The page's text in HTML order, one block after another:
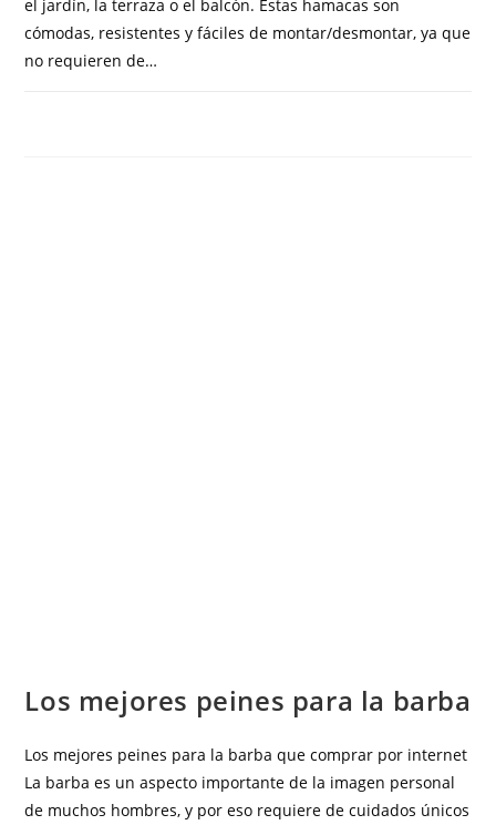
el jardín, la terraza o el balcón. Estas hamacas son
cómodas, resistentes y fáciles de montar/desmontar, ya que
no requieren de…
Los mejores peines para la barba
Los mejores peines para la barba que comprar por internet
La barba es un aspecto importante de la imagen personal
de muchos hombres, y por eso requiere de cuidados únicos